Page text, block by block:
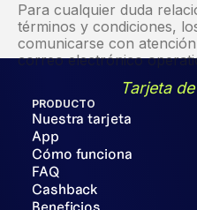
Para cualquier duda
términos y condiciones,
comunicarse con
correo electrónico
Tarjeta
PRODUCTO
Nuestra tarjeta
App
Cómo funciona
FAQ
Cashback